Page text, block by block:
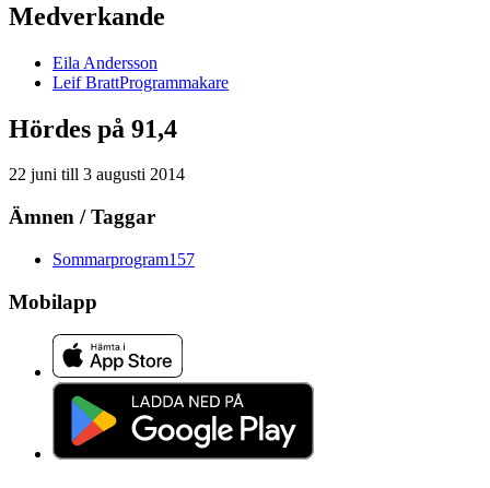
Medverkande
Eila Andersson
Leif BrattProgrammakare
Hördes på 91,4
22 juni till 3 augusti 2014
Ämnen / Taggar
Sommarprogram157
Mobilapp